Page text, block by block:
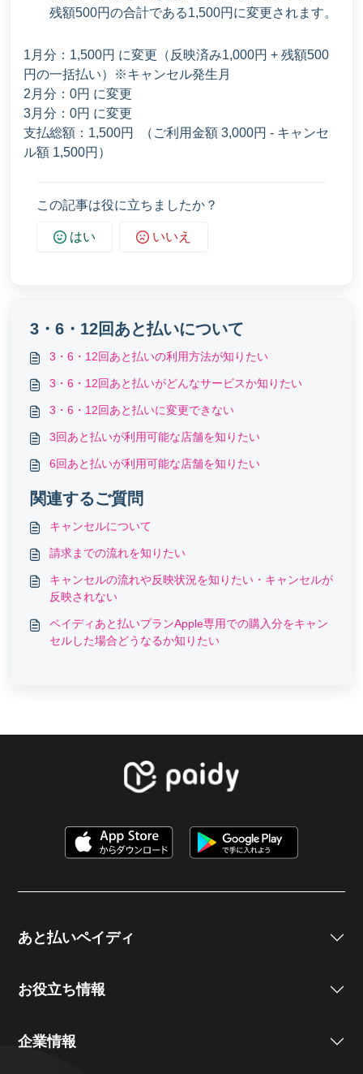
残額500円の合計である1,500円に変更されます。
1月分：1,500円 に変更（反映済み1,000円 + 残額500
円の一括払い）※キャンセル発生月
2月分：0円 に変更
3月分：0円 に変更
支払総額：1,500円 （ご利用金額 3,000円 - キャンセ
ル額 1,500円）
この記事は役に立ちましたか？
はい いいえ
3・6・12回あと払いについて
3・6・12回あと払いの利用方法が知りたい
3・6・12回あと払いがどんなサービスか知りたい
3・6・12回あと払いに変更できない
3回あと払いが利用可能な店舗を知りたい
6回あと払いが利用可能な店舗を知りたい
関連するご質問
キャンセルについて
請求までの流れを知りたい
キャンセルの流れや反映状況を知りたい・キャンセルが
反映されない
ペイディあと払いプランApple専用での購入分をキャン
セルした場合どうなるか知りたい
あと払いペイディ
お役立ち情報
企業情報